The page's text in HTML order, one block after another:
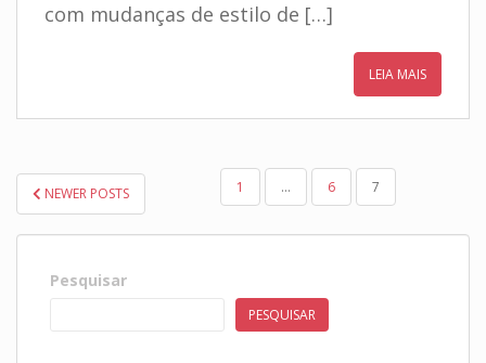
com mudanças de estilo de […]
LEIA MAIS
PAGINAÇÃO
DE
POSTS
NEWER POSTS 1 … 6 7
Pesquisar
PESQUISAR